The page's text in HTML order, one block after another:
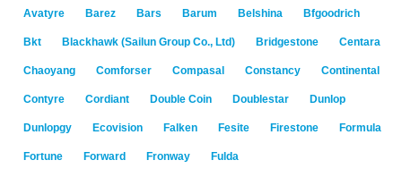
Avatyre Barez Bars Barum Belshina Bfgoodrich
Bkt Blackhawk (Sailun Group Co., Ltd) Bridgestone Centara
Chaoyang Comforser Compasal Constancy Continental
Contyre Cordiant Double Coin Doublestar Dunlop
Dunlopgy Ecovision Falken Fesite Firestone Formula
Fortune Forward Fronway Fulda